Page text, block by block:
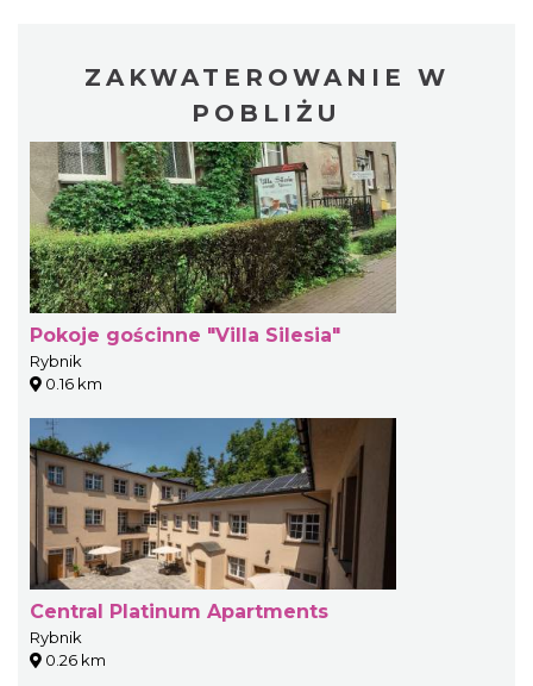
ZAKWATEROWANIE W
POBLIŻU
Pokoje gościnne "Villa Silesia"
Rybnik
0.16 km
Central Platinum Apartments
Rybnik
0.26 km